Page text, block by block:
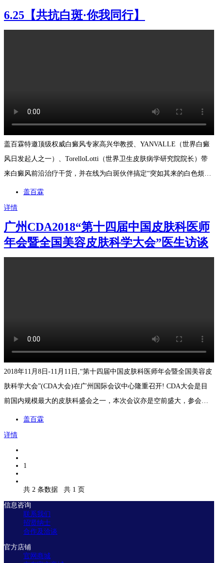
6.25【共抗白斑·你我同行】
盖百霖特邀顶级权威白癜风专家高兴华教授、YANVALLE（世界白癜
风日发起人之一）、TorelloLotti（世界卫生皮肤病学研究院院长）带
来白癜风前沿治疗干货，并在线为白斑伙伴搞定“突如其来的白色烦
恼”邀请你与盖百霖/白社汇开启白斑知识库的神秘大门，在线云直播
get医学专家权威白斑管理小知识，无惧白白，一心向阳，自信生活！
盖百霖
详情
广州CDA2018“第十四届中国皮肤科医师
年会暨全国美容皮肤科学大会”医生访谈
2018年11月8日-11月11日,“第十四届中国皮肤科医师年会暨全国美容皮
肤科学大会”(CDA大会)在广州国际会议中心隆重召开! CDA大会是目
前国内规模最大的皮肤科盛会之一，本次会议亦是空前盛大，参会人
数和场次都是新高，各类发言和投稿精彩纷呈，逾万名皮肤科医师共
襄盛会。盖百霖白癜风遮盖剂作为遮盖行业代表受邀参加，得到了大
要性。
盖百霖
详情
1
共 2 条数据 共 1 页
信息咨询
联系我们
招贤纳士
合作及洽谈
官方店铺
官网商城